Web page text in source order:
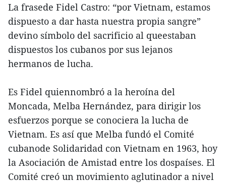
La frasede Fidel Castro: “por Vietnam, estamos
dispuesto a dar hasta nuestra propia sangre”
devino símbolo del sacrificio al queestaban
dispuestos los cubanos por sus lejanos
hermanos de lucha.
Es Fidel quiennombró a la heroína del
Moncada, Melba Hernández, para dirigir los
esfuerzos porque se conociera la lucha de
Vietnam. Es así que Melba fundó el Comité
cubanode Solidaridad con Vietnam en 1963, hoy
la Asociación de Amistad entre los dospaíses. El
Comité creó un movimiento aglutinador a nivel